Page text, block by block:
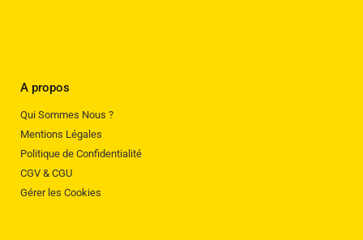
A propos
Qui Sommes Nous ?
Mentions Légales
Politique de Confidentialité
CGV & CGU
Gérer les Cookies